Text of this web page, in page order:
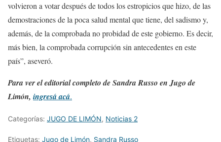
volvieron a votar después de todos los estropicios que hizo, de las
demostraciones de la poca salud mental que tiene, del sadismo y,
además, de la comprobada no probidad de este gobierno. Es decir,
más bien, la comprobada corrupción sin antecedentes en este
país”, aseveró.
Para ver el editorial completo de Sandra Russo en Jugo de
Limón, ingresá acá.
Categorías: JUGO DE LIMÓN, Noticias 2
Etiquetas: Jugo de Limón, Sandra Russo